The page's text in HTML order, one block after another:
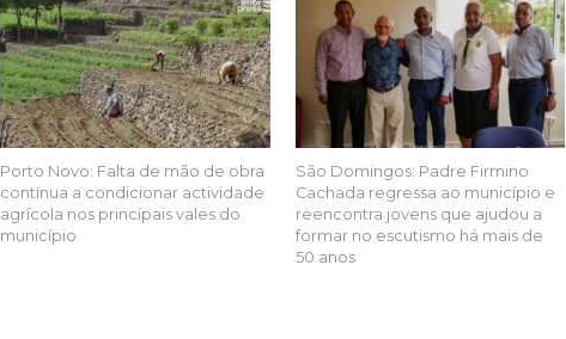
Porto Novo: Falta de mão de obra
continua a condicionar actividade
agrícola nos principais vales do
município
São Domingos: Padre Firmino
Cachada regressa ao município e
reencontra jovens que ajudou a
formar no escutismo há mais de
50 anos